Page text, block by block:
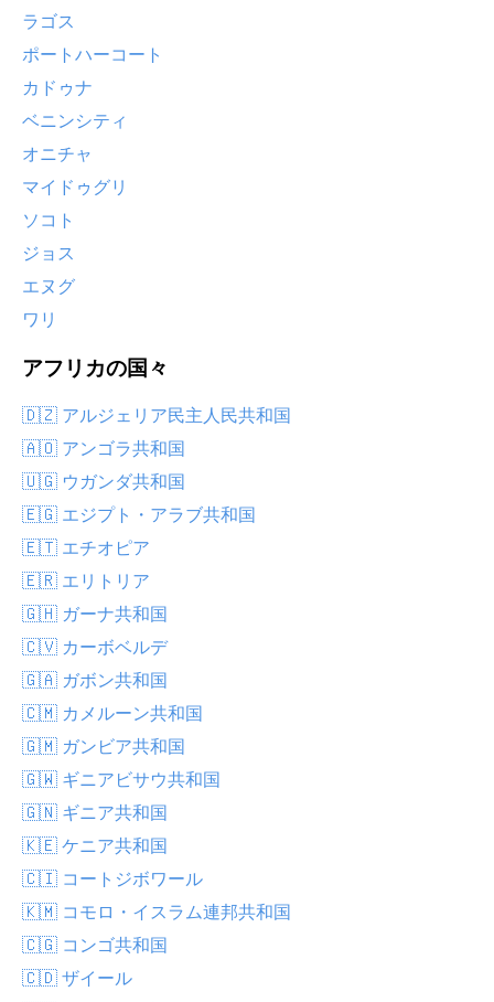
ラゴス
ポートハーコート
カドゥナ
ベニンシティ
オニチャ
マイドゥグリ
ソコト
ジョス
エヌグ
ワリ
アフリカの国々
🇩🇿 アルジェリア民主人民共和国
🇦🇴 アンゴラ共和国
🇺🇬 ウガンダ共和国
🇪🇬 エジプト・アラブ共和国
🇪🇹 エチオピア
🇪🇷 エリトリア
🇬🇭 ガーナ共和国
🇨🇻 カーボベルデ
🇬🇦 ガボン共和国
🇨🇲 カメルーン共和国
🇬🇲 ガンビア共和国
🇬🇼 ギニアビサウ共和国
🇬🇳 ギニア共和国
🇰🇪 ケニア共和国
🇨🇮 コートジボワール
🇰🇲 コモロ・イスラム連邦共和国
🇨🇬 コンゴ共和国
🇨🇩 ザイール